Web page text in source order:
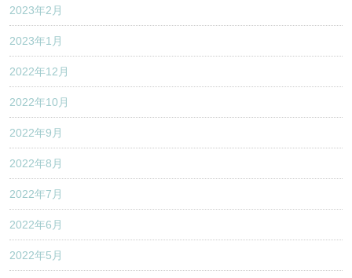
2023年2月
2023年1月
2022年12月
2022年10月
2022年9月
2022年8月
2022年7月
2022年6月
2022年5月